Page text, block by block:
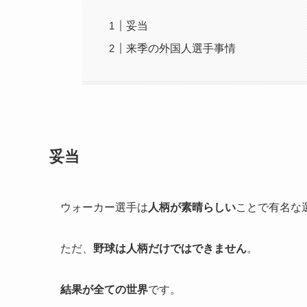
妥当
来季の外国人選手事情
妥当
ウォーカー選手は 人柄が素晴らしいことで有名な
ただ、 野球は人柄だけではできません。
結果が全ての世界です。